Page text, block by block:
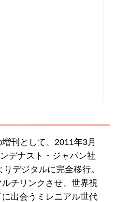
増刊として、2011年3月
デナスト・ジャパン社
デジタルに完全移行。
チリンクさせ、世界視
出会うミレニアル世代